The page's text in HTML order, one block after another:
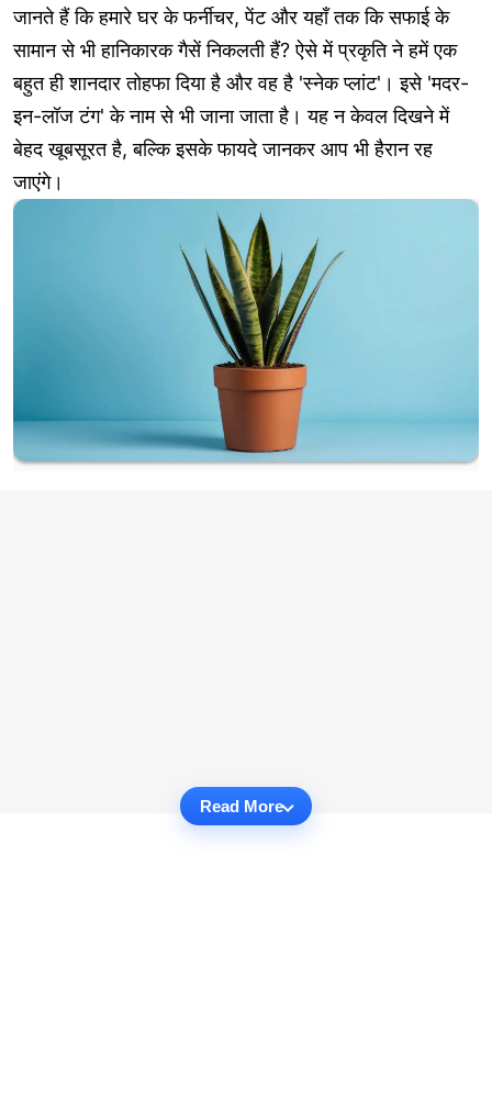
जानते हैं कि हमारे घर के फर्नीचर, पेंट और यहाँ तक कि सफाई के
सामान से भी हानिकारक गैसें निकलती हैं? ऐसे में प्रकृति ने हमें एक
बहुत ही शानदार तोहफा दिया है और वह है 'स्नेक प्लांट'। इसे 'मदर-
इन-लॉज टंग' के नाम से भी जाना जाता है। यह न केवल दिखने में
बेहद खूबसूरत है, बल्कि इसके फायदे जानकर आप भी हैरान रह
जाएंगे।
Read More